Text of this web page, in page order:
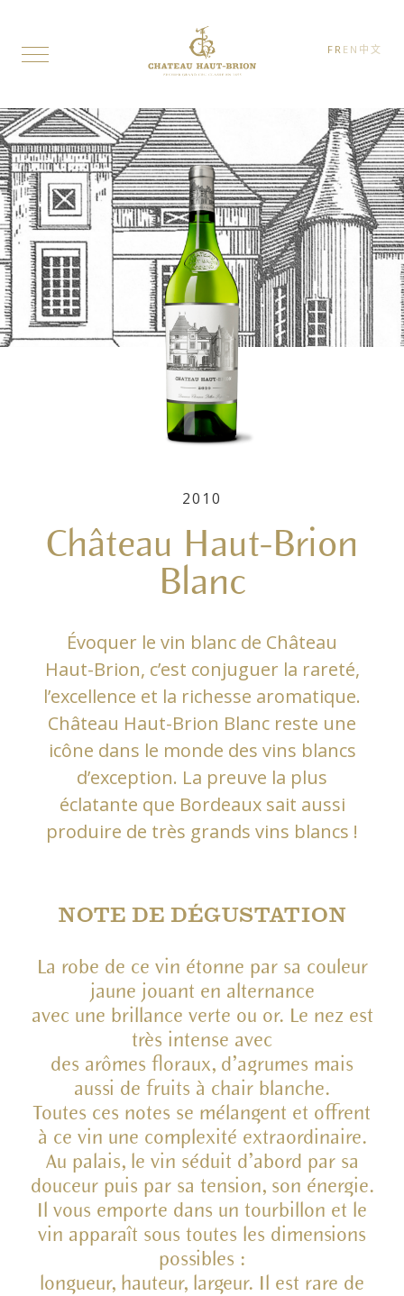
FR EN 中文
2010
Château Haut-Brion
Blanc
Évoquer le vin blanc de Château
Haut-Brion, c’est conjuguer la rareté,
l’excellence et la richesse aromatique.
Château Haut-Brion Blanc reste une
icône dans le monde des vins blancs
d’exception. La preuve la plus
éclatante que Bordeaux sait aussi
produire de très grands vins blancs !
NOTE DE DÉGUSTATION
La robe de ce vin étonne par sa couleur
jaune jouant en alternance
avec une brillance verte ou or. Le nez est
très intense avec
des arômes floraux, d’agrumes mais
aussi de fruits à chair blanche.
Toutes ces notes se mélangent et offrent
à ce vin une complexité extraordinaire.
Au palais, le vin séduit d’abord par sa
douceur puis par sa tension, son énergie.
Il vous emporte dans un tourbillon et le
vin apparaît sous toutes les dimensions
possibles :
longueur, hauteur, largeur. Il est rare de